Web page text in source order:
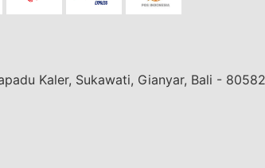
Kaler, Sukawati, Gianyar, Bali - 80582